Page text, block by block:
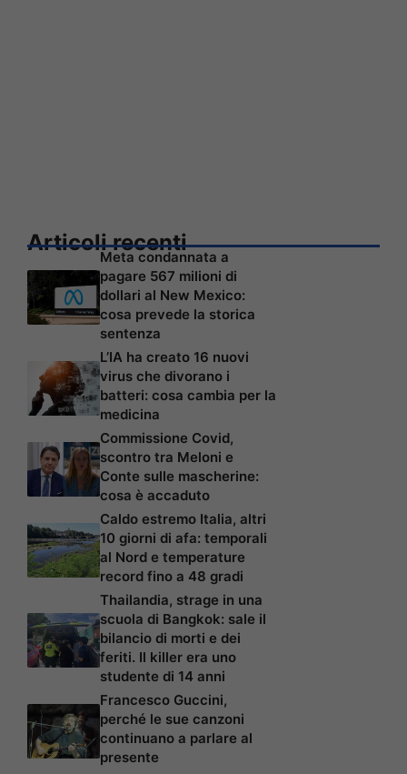
Articoli recenti
Meta condannata a
pagare 567 milioni di
dollari al New Mexico:
cosa prevede la storica
sentenza
L’IA ha creato 16 nuovi
virus che divorano i
batteri: cosa cambia per la
medicina
Commissione Covid,
scontro tra Meloni e
Conte sulle mascherine:
cosa è accaduto
Caldo estremo Italia, altri
10 giorni di afa: temporali
al Nord e temperature
record fino a 48 gradi
Thailandia, strage in una
scuola di Bangkok: sale il
bilancio di morti e dei
feriti. Il killer era uno
studente di 14 anni
Francesco Guccini,
perché le sue canzoni
continuano a parlare al
presente